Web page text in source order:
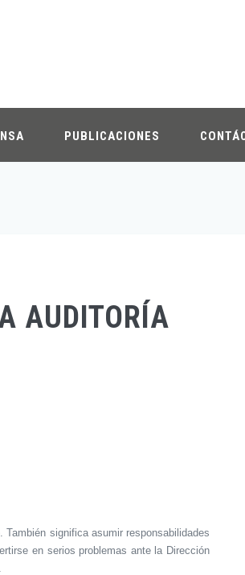
PUBLICACIONES
AUDITORÍA
También significa asumir responsabilidades
en serios problemas ante la Dirección